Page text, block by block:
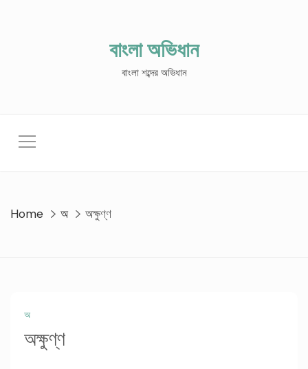
বাংলা অভিধান
বাংলা শব্দের অভিধান
Home অ অক্ষুণ্ণ
অ
অক্ষুণ্ণ